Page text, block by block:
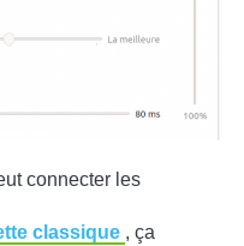
connecter les
classique , ça